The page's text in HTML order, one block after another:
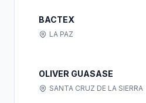
BACTEX
LA PAZ
OLIVER GUASASE
SANTA CRUZ DE LA SIERRA